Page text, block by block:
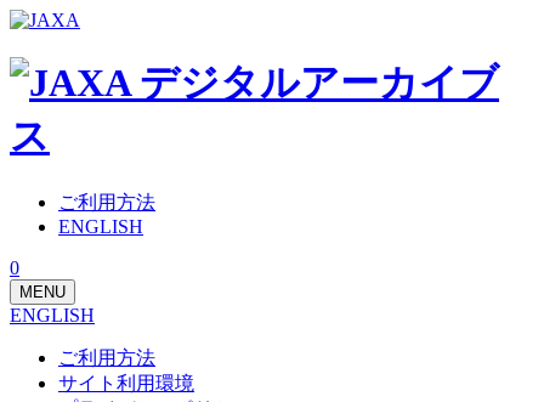
ご利用方法
ENGLISH
0
MENU
ENGLISH
ご利用方法
サイト利用環境